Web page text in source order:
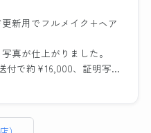
くださるので、他店でガッ
カリした経験がある方には
是非おすすめしたい。
わたしのように撮り直しで
にも答えていただきとても
撮影の時に顔の角度や傾
き、服や髪の毛の乱れなど
なりました。修正も細かい
新用でフルメイク+ヘア
真が仕上がりました。
付で約¥16,000、証明写真
・・・決して安くはあり